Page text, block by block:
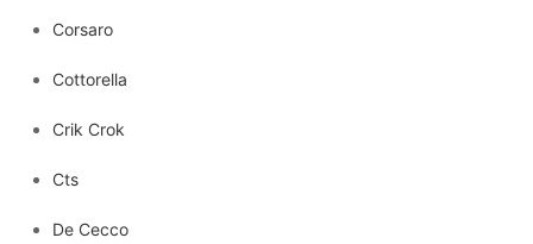
Corsaro
Cottorella
Crik Crok
Cts
De Cecco